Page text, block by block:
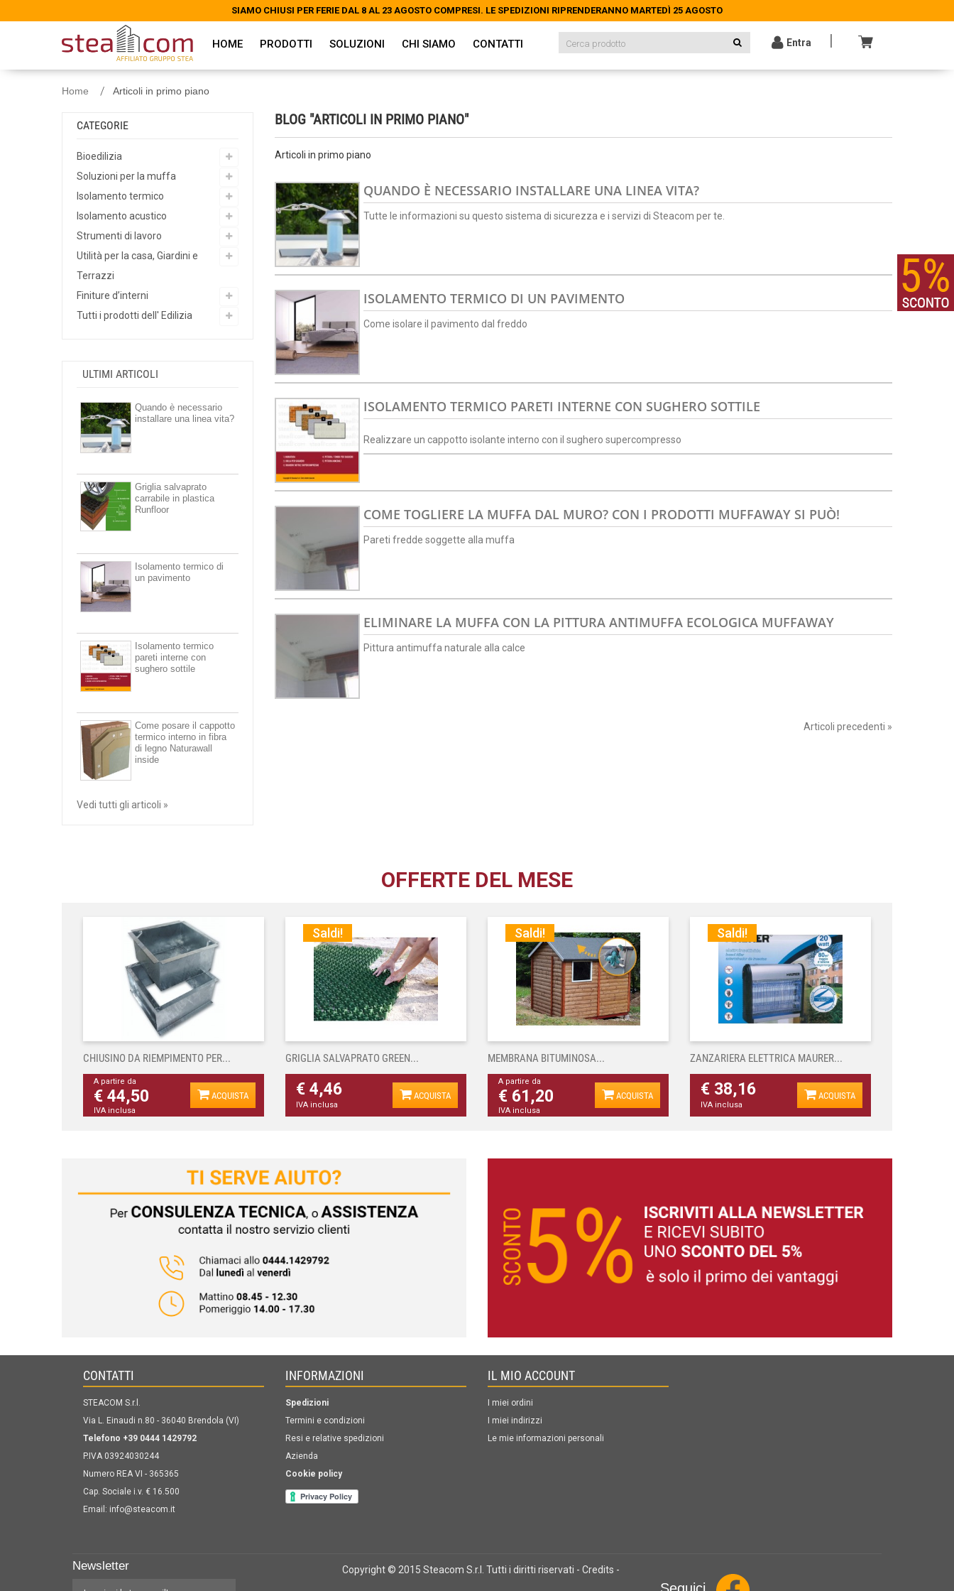
SIAMO CHIUSI PER FERIE DAL 8 AL 23 AGOSTO COMPRESI. LE SPEDIZIONI RIPRENDERANNO MARTEDÌ 25 AGOSTO
HOME PRODOTTI SOLUZIONI CHI SIAMO CONTATTI Entra |
Home Articoli in primo piano
BLOG "ARTICOLI IN PRIMO PIANO"
Articoli in primo piano
QUANDO È NECESSARIO INSTALLARE UNA LINEA VITA?
Tutte le informazioni su questo sistema di sicurezza e i servizi di Steacom per te.
ISOLAMENTO TERMICO DI UN PAVIMENTO
Come isolare il pavimento dal freddo
ISOLAMENTO TERMICO PARETI INTERNE CON SUGHERO SOTTILE
Realizzare un cappotto isolante interno con il sughero supercompresso
COME TOGLIERE LA MUFFA DAL MURO? CON I PRODOTTI MUFFAWAY SI PUÒ!
Pareti fredde soggette alla muffa
ELIMINARE LA MUFFA CON LA PITTURA ANTIMUFFA ECOLOGICA MUFFAWAY
Pittura antimuffa naturale alla calce
Articoli precedenti »
CATEGORIE
Bioedilizia
Soluzioni per la muffa
Isolamento termico
Isolamento acustico
Strumenti di lavoro
Utilità per la casa, Giardini e
Terrazzi
Finiture d’interni
Tutti i prodotti dell' Edilizia
ULTIMI ARTICOLI
Quando è necessario
installare una linea vita?
Griglia salvaprato
carrabile in plastica
Runfloor
Isolamento termico di
un pavimento
Isolamento termico
pareti interne con
sughero sottile
Come posare il cappotto
termico interno in fibra
di legno Naturawall
inside
Vedi tutti gli articoli »
OFFERTE DEL MESE
CHIUSINO DA RIEMPIMENTO PER...
A partire da
€ 44,50
IVA inclusa
ACQUISTA
Saldi!
GRIGLIA SALVAPRATO GREEN...
€ 4,46
IVA inclusa
ACQUISTA
Saldi!
MEMBRANA BITUMINOSA...
A partire da
€ 61,20
IVA inclusa
ACQUISTA
Saldi!
ZANZARIERA ELETTRICA MAURER...
€ 38,16
IVA inclusa
ACQUISTA
CONTATTI
STEACOM S.r.l.
Via L. Einaudi n.80 - 36040 Brendola (VI)
Telefono +39 0444 1429792
P.IVA 03924030244
Numero REA VI - 365365
Cap. Sociale i.v. € 16.500
Email: info@steacom.it
INFORMAZIONI
Spedizioni
Termini e condizioni
Resi e relative spedizioni
Azienda
Cookie policy
IL MIO ACCOUNT
I miei ordini
I miei indirizzi
Le mie informazioni personali
Newsletter Copyright © 2015 Steacom S.r.l. Tutti i diritti riservati - Credits -
SIAMO CHIUSI PER FERIE DAL 8 AL 23 AGOSTO COMPRESI. LE SPEDIZIONI RIPRENDERANNO MARTEDÌ 25 AGOSTO